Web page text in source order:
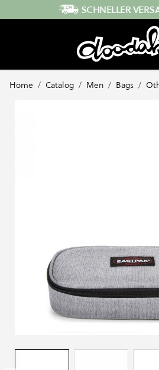
Direkt zum InhaltSCHNELLER VERSAND
Home / Catalog / Men / Bags /